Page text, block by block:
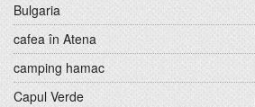
Bulgaria
cafea în Atena
camping hamac
Capul Verde